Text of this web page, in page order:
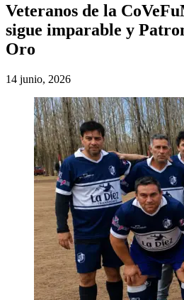
Veteranos de la
sigue imparable y
Oro
14 junio, 2026